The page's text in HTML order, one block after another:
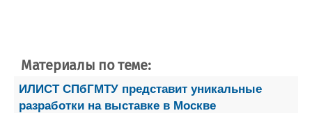
Материалы по теме:
ИЛИСТ СПбГМТУ представит уникальные
разработки на выставке в Москве